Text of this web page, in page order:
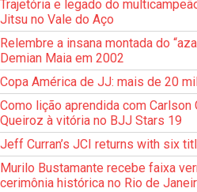
Trajetória e legado do
Jitsu no Vale do Aço
Relembre a insana montada do
Demian Maia em 2002
Copa América de JJ: mais de 20
Como lição aprendida com Carlson
Queiroz à vitória no BJJ Stars 19
Jeff Curran’s JCI returns with six
Murilo Bustamante recebe faixa
cerimônia histórica no Rio de